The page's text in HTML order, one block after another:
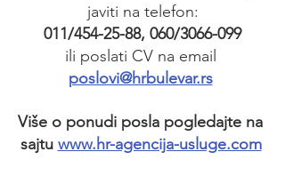
javiti na telefon:
011/454-25-88, 060/3066-099
ili poslati CV na email
poslovi@hrbulevar.rs
Više o ponudi posla pogledajte na
sajtu www.hr-agencija-usluge.com